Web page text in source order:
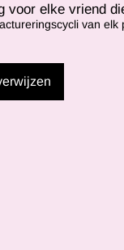
voor elke vriend
van elk